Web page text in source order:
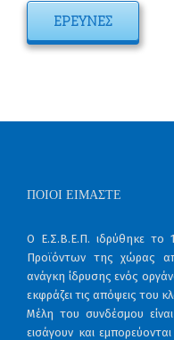
ΕΡΕΥΝΕΣ
ΠΟΙΟΙ ΕΊΜΑΣΤΕ
Ο Ε.Σ.Β.Ε.Π. ιδρύθηκε το
Προϊόντων της χώρας
ανάγκη ίδρυσης ενός
εκφράζει τις απόψεις του
Μέλη του συνδέσμου
εισάγουν και